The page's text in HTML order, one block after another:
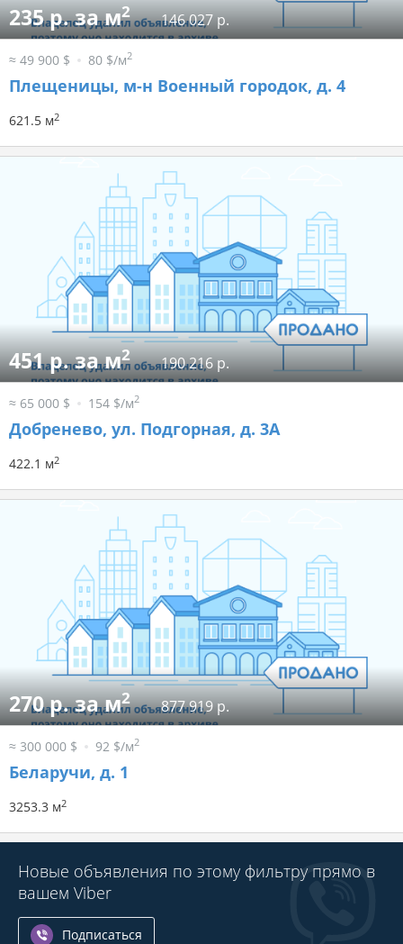
235 р. за м2 146 027 р.
≈ 49 900 $ 80 $/м2
Плещеницы, м-н Военный городок, д. 4
621.5 м2
451 р. за м2 190 216 р.
≈ 65 000 $ 154 $/м2
Добренево, ул. Подгорная, д. 3А
422.1 м2
270 р. за м2 877 919 р.
≈ 300 000 $ 92 $/м2
Беларучи, д. 1
3253.3 м2
Новые объявления по этому фильтру прямо в
вашем Viber
Подписаться